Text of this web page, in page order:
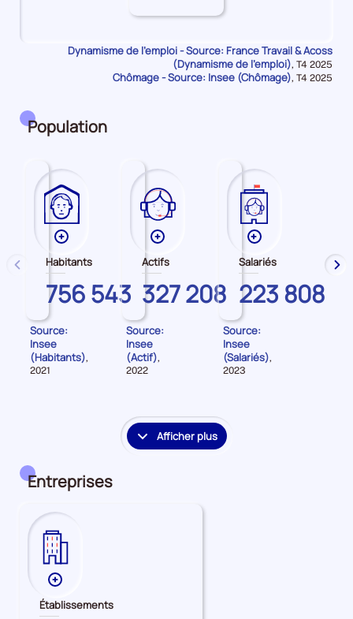
Dynamisme de l'emploi - Source: France Travail & Acoss
(Dynamisme de l'emploi), Données
pour
T4 2025
Chômage - Source: Insee (Chômage), Données
T4 2025
Population
Plus
de
données
sur
les
Habitants
Habitants
GARD
756 543
Source:
Insee
(Habitants),
Données
2021
Plus
de
données
sur
les
Actifs
Actifs
GARD
327 208
Source:
Insee
(Actif),
Données
2022
Plus
de
données
sur
les
Salariés
Salariés
GARD
223 808
Source:
Insee
(Salariés),
Données
2023
précédent
Afficher plus
le
Entreprises
Plus
de
Établissements